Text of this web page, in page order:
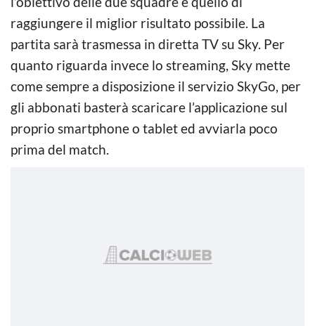
raggiungere il miglior risultato possibile. La
partita sarà trasmessa in diretta TV su Sky. Per
quanto riguarda invece lo streaming, Sky mette
come sempre a disposizione il servizio SkyGo, per
gli abbonati basterà scaricare l’applicazione sul
proprio smartphone o tablet ed avviarla poco
prima del match.